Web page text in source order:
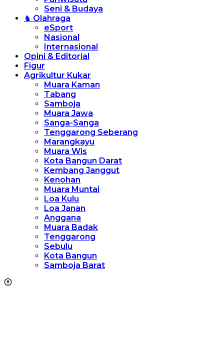
Seni & Budaya
♞ Olahraga
eSport
Nasional
Internasional
Opini & Editorial
Figur
Agrikultur Kukar
Muara Kaman
Tabang
Samboja
Muara Jawa
Sanga-Sanga
Tenggarong Seberang
Marangkayu
Muara Wis
Kota Bangun Darat
Kembang Janggut
Kenohan
Muara Muntai
Loa Kulu
Loa Janan
Anggana
Muara Badak
Tenggarong
Sebulu
Kota Bangun
Samboja Barat